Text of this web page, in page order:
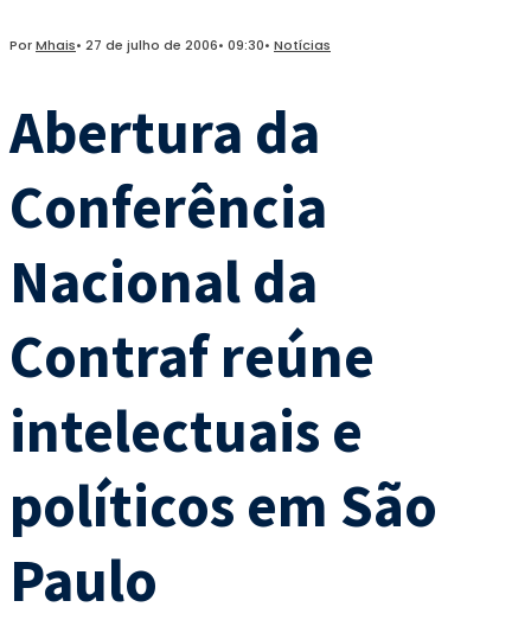
PorMhais• 27 de julho de 2006• 09:30• Notícias
Abertura da
Conferência
Nacional da
Contraf reúne
intelectuais e
políticos em São
Paulo